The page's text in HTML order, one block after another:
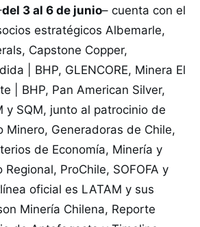
del 3 al 6 de junio– cuenta con el
estratégicos Albemarle,
Capstone Copper,
| BHP, GLENCORE, Minera El
| BHP, Pan American Silver,
y SQM, junto al patrocinio de
Minero, Generadoras de Chile,
de Economía, Minería y
Regional, ProChile, SOFOFA y
oficial es LATAM y sus
Minería Chilena, Reporte